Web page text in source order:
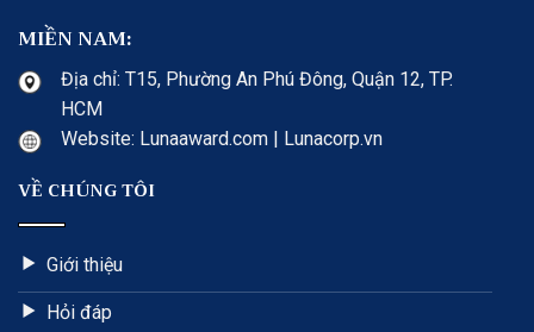
MIỀN NAM:
Địa chỉ: T15, Phường An Phú Đông, Quận 12, TP.
HCM
Website: Lunaaward.com | Lunacorp.vn
VỀ CHÚNG TÔI
Giới thiệu
Hỏi đáp